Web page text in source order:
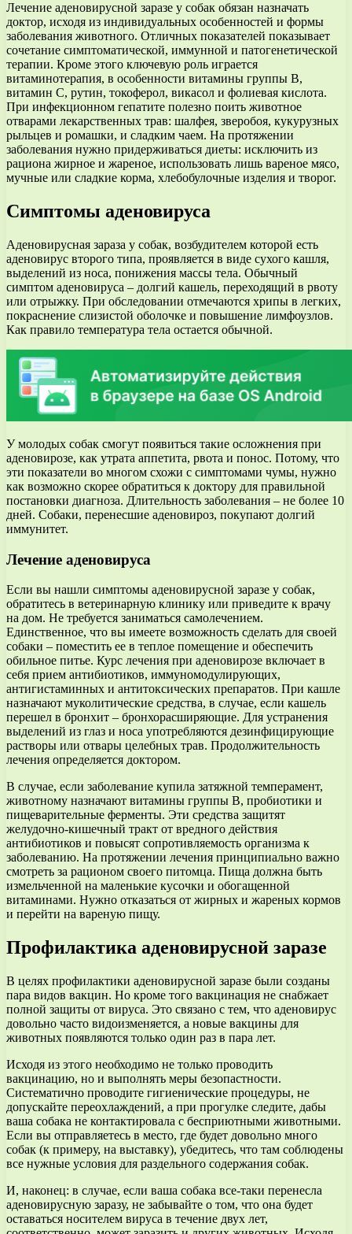
Лечение аденовирусной заразе у собак обязан назначать
доктор, исходя из индивидуальных особенностей и формы
заболевания животного. Отличных показателей показывает
сочетание симптоматической, иммунной и патогенетической
терапии. Кроме этого ключевую роль играется
витаминотерапия, в особенности витамины группы B,
витамин C, рутин, токоферол, викасол и фолиевая кислота.
При инфекционном гепатите полезно поить животное
отварами лекарственных трав: шалфея, зверобоя, кукурузных
рыльцев и ромашки, и сладким чаем. На протяжении
заболевания нужно придерживаться диеты: исключить из
рациона жирное и жареное, использовать лишь вареное мясо,
мучные или сладкие корма, хлебобулочные изделия и творог.
Симптомы аденовируса
Аденовирусная зараза у собак, возбудителем которой есть
аденовирус второго типа, проявляется в виде сухого кашля,
выделений из носа, понижения массы тела. Обычный
симптом аденовируса – долгий кашель, переходящий в рвоту
или отрыжку. При обследовании отмечаются хрипы в легких,
покраснение слизистой оболочке и повышение лимфоузлов.
Как правило температура тела остается обычной.
У молодых собак смогут появиться такие осложнения при
аденовирозе, как утрата аппетита, рвота и понос. Потому, что
эти показатели во многом схожи с симптомами чумы, нужно
как возможно скорее обратиться к доктору для правильной
постановки диагноза. Длительность заболевания – не более 10
дней. Собаки, перенесшие аденовироз, покупают долгий
иммунитет.
Лечение аденовируса
Если вы нашли симптомы аденовирусной заразе у собак,
обратитесь в ветеринарную клинику или приведите к врачу
на дом. Не требуется заниматься самолечением.
Единственное, что вы имеете возможность сделать для своей
собаки – поместить ее в теплое помещение и обеспечить
обильное питье. Курс лечения при аденовирозе включает в
себя прием антибиотиков, иммуномодулирующих,
антигистаминных и антитоксических препаратов. При кашле
назначают муколитические средства, в случае, если кашель
перешел в бронхит – бронхорасширяющие. Для устранения
выделений из глаз и носа употребляются дезинфицирующие
растворы или отвары целебных трав. Продолжительность
лечения определяется доктором.
В случае, если заболевание купила затяжной темперамент,
животному назначают витамины группы B, пробиотики и
пищеварительные ферменты. Эти средства защитят
желудочно-кишечный тракт от вредного действия
антибиотиков и повысят сопротивляемость организма к
заболеванию. На протяжении лечения принципиально важно
смотреть за рационом своего питомца. Пища должна быть
измельченной на маленькие кусочки и обогащенной
витаминами. Нужно отказаться от жирных и жареных кормов
и перейти на вареную пищу.
Профилактика аденовирусной заразе
В целях профилактики аденовирусной заразе были созданы
пара видов вакцин. Но кроме того вакцинация не снабжает
полной защиты от вируса. Это связано с тем, что аденовирус
довольно часто видоизменяется, а новые вакцины для
животных появляются только один раз в пара лет.
Исходя из этого необходимо не только проводить
вакцинацию, но и выполнять меры безопастности.
Систематично проводите гигиенические процедуры, не
допускайте переохлаждений, а при прогулке следите, дабы
ваша собака не контактировала с бесприютными животными.
Если вы отправляетесь в место, где будет довольно много
собак (к примеру, на выставку), убедитесь, что там соблюдены
все нужные условия для раздельного содержания собак.
И, наконец: в случае, если ваша собака все-таки перенесла
аденовирусную заразу, не забывайте о том, что она будет
оставаться носителем вируса в течение двух лет,